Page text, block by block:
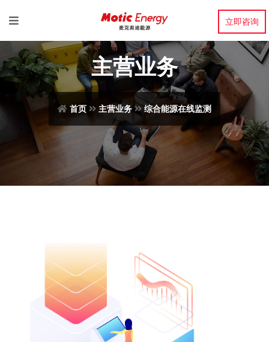
立即咨询
主营业务
首页 主营业务 综合能源在线监测